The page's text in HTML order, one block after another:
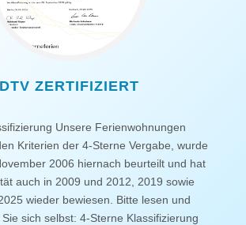
DTV ZERTIFIZIERT
Unsere Ferienwohnungen
Kriterien der 4-Sterne Vergabe, wurde
2006 hiernach beurteilt und hat
auch in 2009 und 2012, 2019 sowie
wieder bewiesen. Bitte lesen und
sich selbst: 4-Sterne Klassifizierung